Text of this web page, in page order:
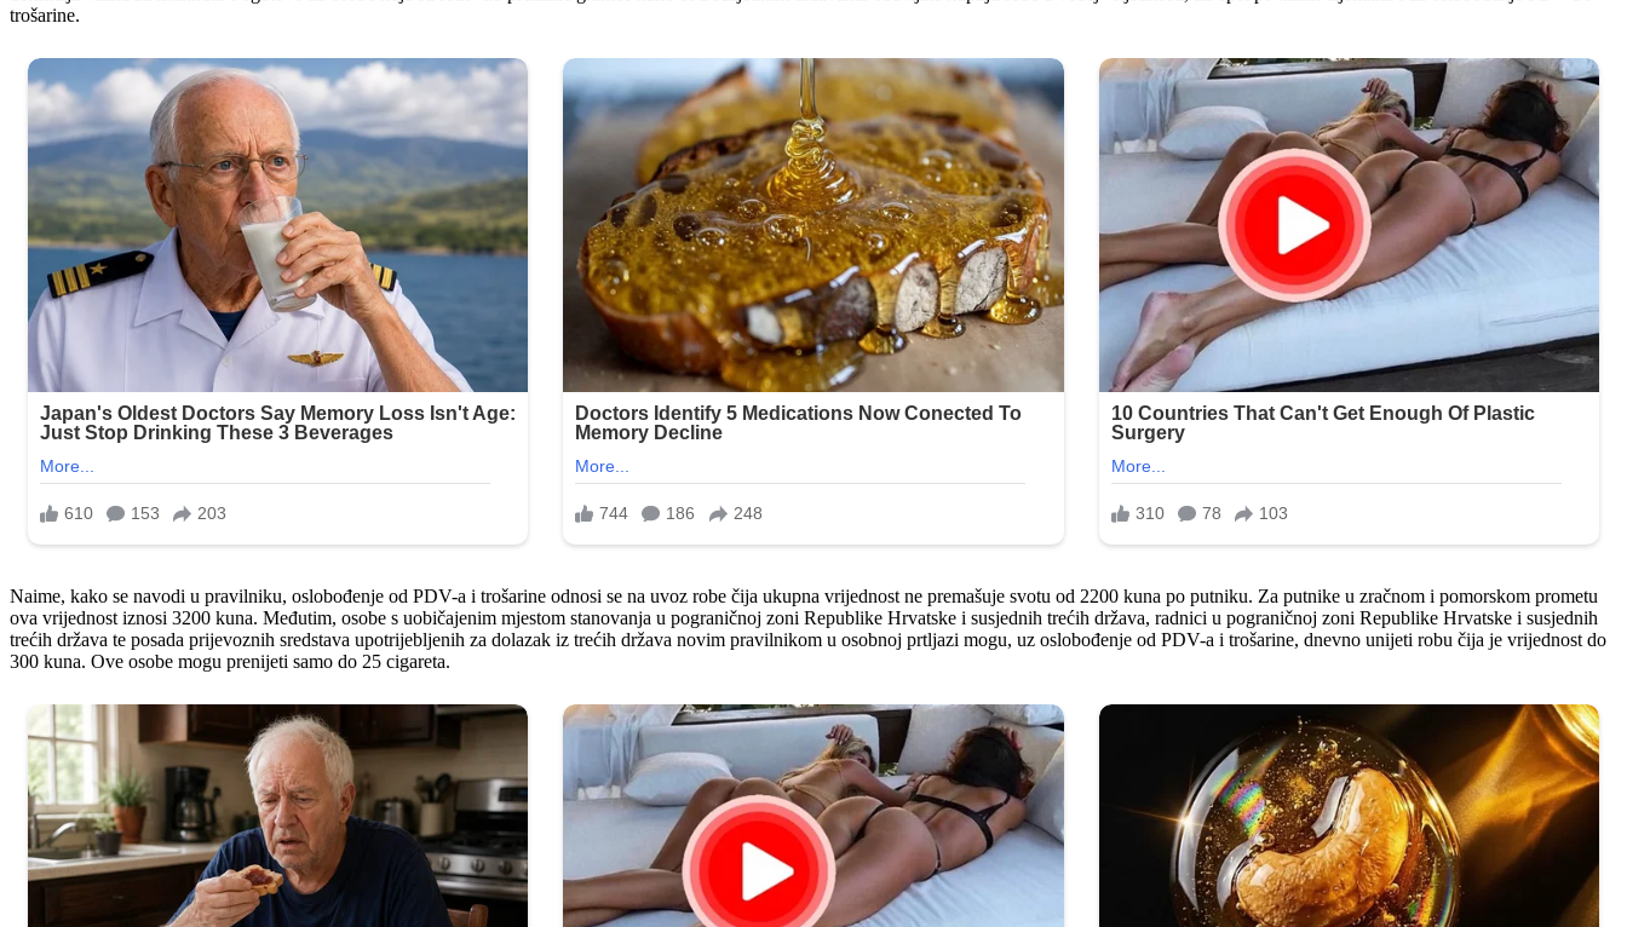
trošarine.
Naime, kako se navodi u pravilniku, oslobođenje od PDV-a i trošarine odnosi se na uvoz robe čija ukupna vrijednost ne premašuje svotu od 2200 kuna po putniku. Za putnike u zračnom i pomorskom prometu
ova vrijednost iznosi 3200 kuna. Međutim, osobe s uobičajenim mjestom stanovanja u pograničnoj zoni Republike Hrvatske i susjednih trećih država, radnici u pograničnoj zoni Republike Hrvatske i susjednih
trećih država te posada prijevoznih sredstava upotrijebljenih za dolazak iz trećih država novim pravilnikom u osobnoj prtljazi mogu, uz oslobođenje od PDV-a i trošarine, dnevno unijeti robu čija je vrijednost do
300 kuna. Ove osobe mogu prenijeti samo do 25 cigareta.